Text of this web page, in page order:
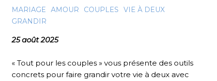
MARIAGE AMOUR COUPLES
VIE À DEUX
GRANDIR
25 août 2025
« Tout pour les couples » vous présente des outils
concrets pour faire grandir votre vie à deux avec